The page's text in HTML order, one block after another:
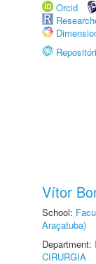
Orcid
Vítor
School:
Araçatuba)
Department:
CIRURGIA